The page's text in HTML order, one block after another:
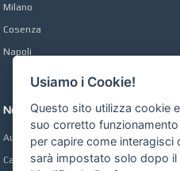
Milano
Cosenza
Napoli
Network
Automobili Online
Case Online
Usiamo i Cookie!
Questo sito utilizza cookie
suo corretto
per capire come interagisci
sarà impostato solo dopo il